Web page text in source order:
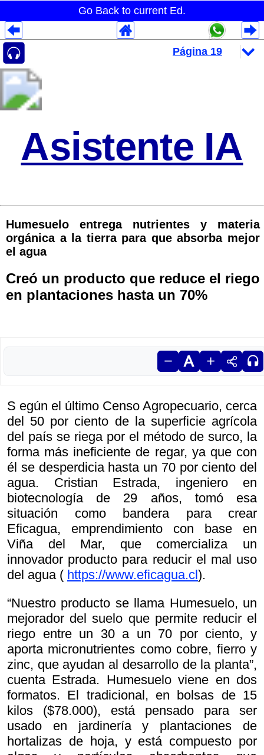
Go Back to current Ed.
Asistente IA
Humesuelo entrega nutrientes y materia
orgánica a la tierra para que absorba mejor
el agua
Creó un producto que reduce el riego
en plantaciones hasta un 70%
S egún el último Censo Agropecuario, cerca
del 50 por ciento de la superficie agrícola
del país se riega por el método de surco, la
forma más ineficiente de regar, ya que con
él se desperdicia hasta un 70 por ciento del
agua. Cristian Estrada, ingeniero en
biotecnología de 29 años, tomó esa
situación como bandera para crear
Eficagua, emprendimiento con base en
Viña del Mar, que comercializa un
innovador producto para reducir el mal uso
del agua ( https://www.eficagua.cl).
“Nuestro producto se llama Humesuelo, un
mejorador del suelo que permite reducir el
riego entre un 30 a un 70 por ciento, y
aporta micronutrientes como cobre, fierro y
zinc, que ayudan al desarrollo de la planta”,
cuenta Estrada. Humesuelo viene en dos
formatos. El tradicional, en bolsas de 15
kilos ($78.000), está pensado para ser
usado en jardinería y plantaciones de
hortalizas de hoja, y está compuesto por
Despliegues Analytics
Despliegues Totales
Despliegues por Rubros